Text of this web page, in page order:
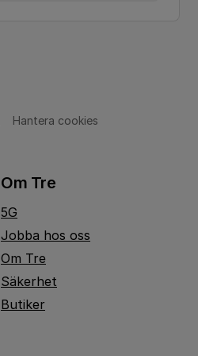
Hantera cookies
Om Tre
5G
Jobba hos oss
Om Tre
Säkerhet
Butiker